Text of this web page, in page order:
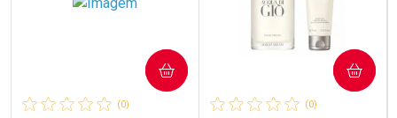
(0)
COMPRAR
(0)
COMPRAR